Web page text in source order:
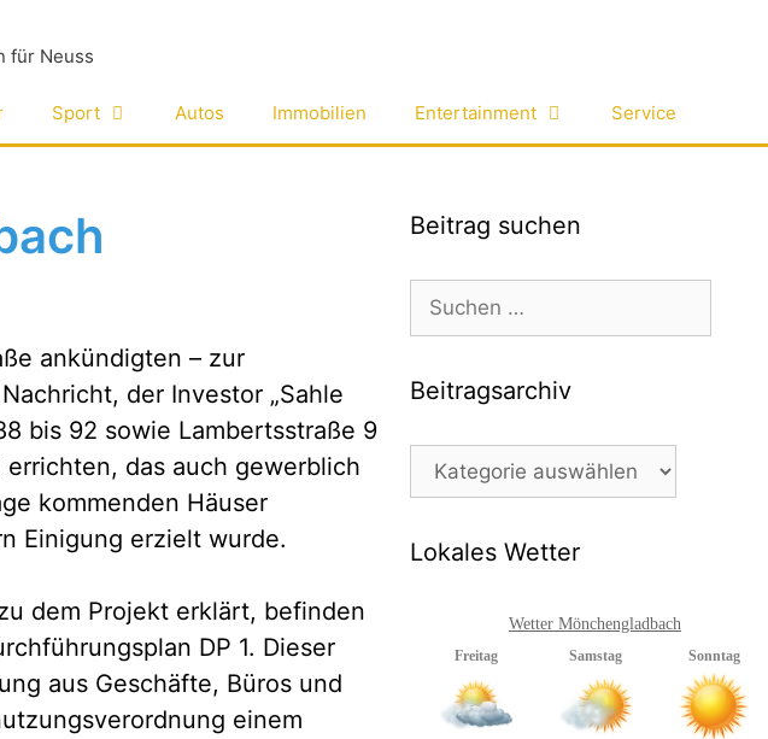
Sport Autos Immobilien Entertainment Service
ankündigten – zur
der Investor „Sahle
bis 92 sowie Lambertsstraße 9
das auch gewerblich
kommenden Häuser
Einigung erzielt wurde.
dem Projekt erklärt, befinden
DP 1. Dieser
aus Geschäfte, Büros und
einem
Beitrag suchen
nach:
Beitragsarchiv
Beitragsarchiv
Lokales Wetter
Wetter Mönchengladbach